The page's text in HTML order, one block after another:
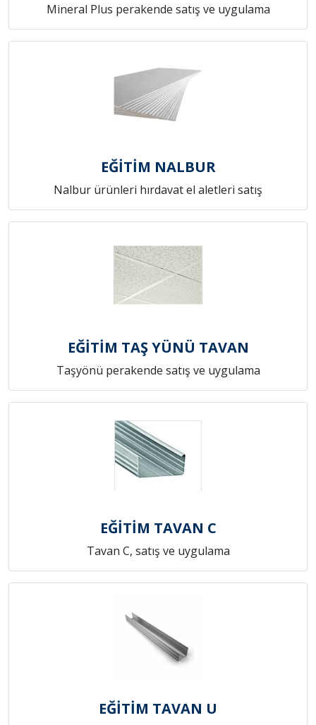
Mineral Plus perakende satış ve uygulama
EĞİTİM NALBUR
Nalbur ürünleri hırdavat el aletleri satış
EĞİTİM TAŞ YÜNÜ TAVAN
Taşyönü perakende satış ve uygulama
EĞİTİM TAVAN C
Tavan C, satış ve uygulama
EĞİTİM TAVAN U